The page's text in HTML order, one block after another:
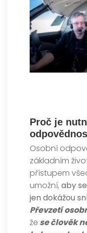
Proč je
Osobní
základním
přístupem
umožní, aby
jen dokážou
Převzetí
že se člověk